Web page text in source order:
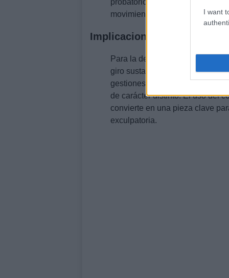
I want
probatorio y abre preguntas
movimientos.
Implicaciones para la
Para la defensa, atribuir a un
giro sustancial. La actuación
gestiones profesionales o si
de carácter distinto. El uso del
convierte en una pieza clave
exculpatoria.